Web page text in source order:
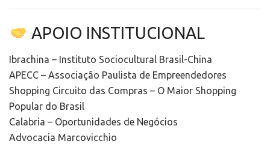
APOIO INSTITUCIONAL
Ibrachina – Instituto Sociocultural Brasil-China
APECC – Associação Paulista de Empreendedores
Shopping Circuito das Compras – O Maior Shopping
Popular do Brasil
Calabria – Oportunidades de Negócios
Advocacia Marcovicchio